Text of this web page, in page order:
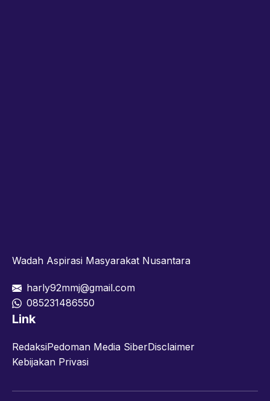
Wadah Aspirasi Masyarakat Nusantara
harly92mmj@gmail.com
085231486550
Link
RedaksiPedoman Media SiberDisclaimer
Kebijakan Privasi